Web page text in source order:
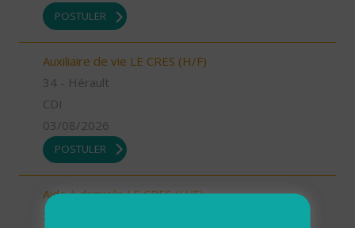
POSTULER
Auxiliaire de vie LE CRES (H/F)
34 - Hérault
CDI
03/08/2026
POSTULER
Aide à domicile LE CRES (H/F)